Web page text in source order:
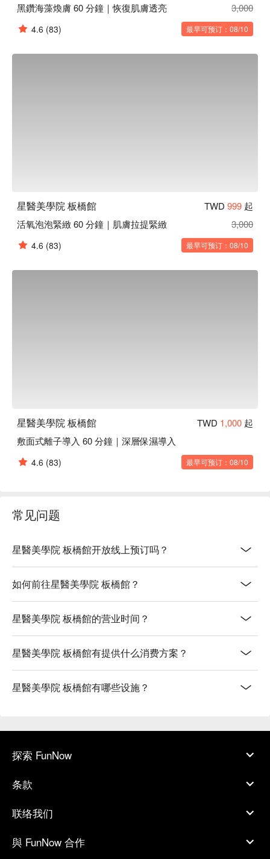
黑鑽海藻煥膚 60 分鐘｜恢復肌膚透亮
3,000
4.6 (83) 最早可预订：08/10
星醫美學院 板橋館 TWD 999 起
活氧泡泡緊緻 60 分鐘｜肌膚拉提緊緻
3,000
4.6 (83) 最早可预订：08/10
星醫美學院 板橋館 TWD 1,000 起
敷面式離子導入 60 分鐘｜深層保濕導入
4.6 (83) 最早可预订：08/10
常见问题
星醫美學院 板橋館开放线上预订吗？
如何前往星醫美學院 板橋館？
星醫美學院 板橋館的营业时间？
星醫美學院 板橋館有提供什么消费方案？
星醫美學院 板橋館有哪些设施？
探索 FunNow
条款
联络我们
與 FunNow 合作